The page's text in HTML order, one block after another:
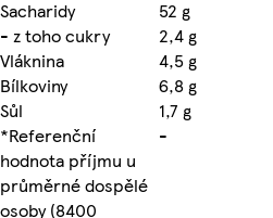
Sacharidy
52 g
- z toho cukry
2,4 g
Vláknina
4,5 g
Bílkoviny
6,8 g
Sůl
1,7 g
*Referenční
hodnota příjmu u
průměrné dospělé
osoby (8400
-